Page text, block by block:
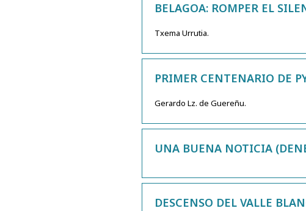
BELAGOA: ROMPER EL
Txema Urrutia.
PRIMER CENTENARIO DE
Gerardo Lz. de Guereñu.
UNA BUENA NOTICIA
DESCENSO DEL VALLE